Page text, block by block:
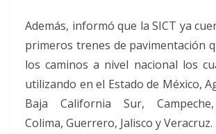
Además, informó que la SICT ya
primeros trenes de pavimentación
los caminos a nivel nacional los
utilizando en el Estado de México,
Baja California Sur,
Colima, Guerrero, Jalisco y Veracruz.